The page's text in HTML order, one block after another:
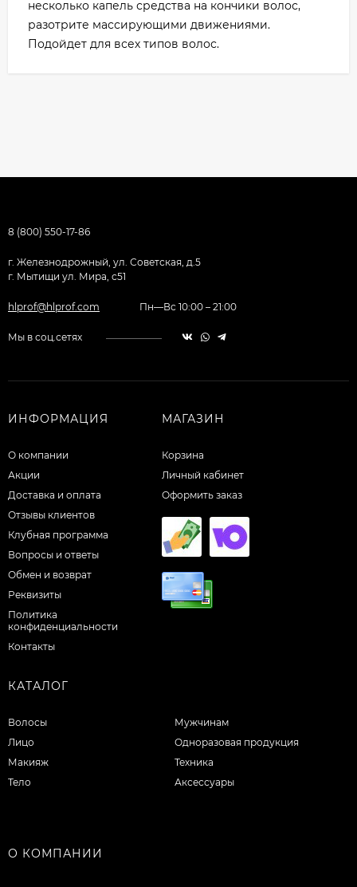
несколько капель средства на кончики волос,
разотрите массирующими движениями.
Подойдет для всех типов волос.
8 (800) 550-17-86
г. Железнодрожный, ул. Советская, д.5
г. Мытищи ул. Мира, с51
hlprof@hlprof.com Пн—Вс 10:00 – 21:00
Мы в соц.сетях
ИНФОРМАЦИЯ
О компании
Акции
Доставка и оплата
Отзывы клиентов
Клубная программа
Вопросы и ответы
Обмен и возврат
Реквизиты
Политика
конфиденциальности
Контакты
МАГАЗИН
Корзина
Личный кабинет
Оформить заказ
КАТАЛОГ
Волосы
Лицо
Макияж
Тело
Мужчинам
Одноразовая продукция
Техника
Аксессуары
О КОМПАНИИ